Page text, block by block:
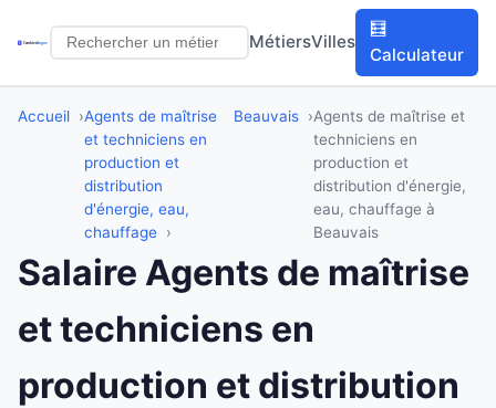
MétiersVilles
🧮
Calculateur
Accueil
Agents de maîtrise
et techniciens en
production et
distribution
d'énergie, eau,
chauffage
Beauvais
Agents de maîtrise et
techniciens en
production et
distribution d'énergie,
eau, chauffage à
Beauvais
Salaire Agents de maîtrise
et techniciens en
production et distribution